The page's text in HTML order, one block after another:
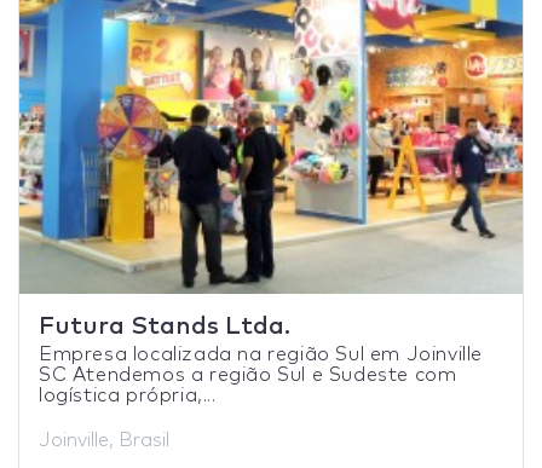
Futura Stands Ltda.
Empresa localizada na região Sul em Joinville
SC Atendemos a região Sul e Sudeste com
logística própria,...
Joinville, Brasil